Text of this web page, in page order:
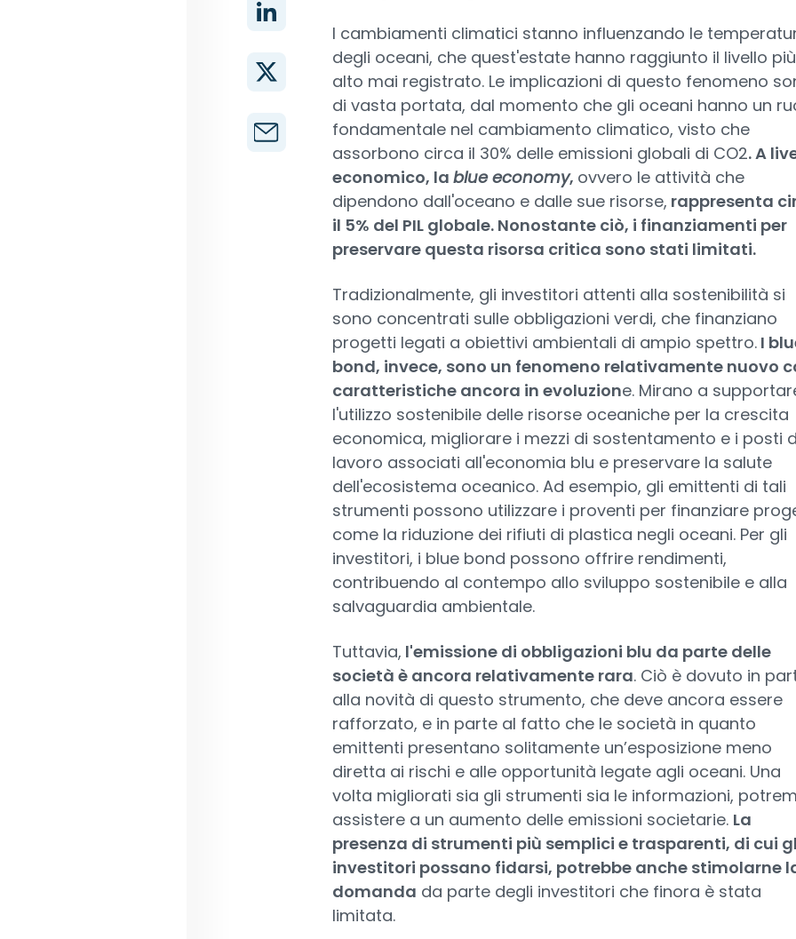
I cambiamenti climatici stanno influenzando le
degli oceani, che quest'estate hanno raggiunto il livello più
alto mai registrato. Le implicazioni di questo fenomeno
di vasta portata, dal momento che gli oceani hanno un
fondamentale nel cambiamento climatico, visto che
assorbono circa il 30% delle emissioni globali di CO2. A
economico, la blue economy, ovvero le attività che
dipendono dall'oceano e dalle sue risorse, rappresenta
il 5% del PIL globale. Nonostante ciò, i finanziamenti per
preservare questa risorsa critica sono stati limitati.
Tradizionalmente, gli investitori attenti alla sostenibilità si
sono concentrati sulle obbligazioni verdi, che finanziano
progetti legati a obiettivi ambientali di ampio spettro.I
bond, invece, sono un fenomeno relativamente nuovo
caratteristiche ancora in evoluzione. Mirano a
l'utilizzo sostenibile delle risorse oceaniche per la crescita
economica, migliorare i mezzi di sostentamento e i posti
lavoro associati all'economia blu e preservare la salute
dell'ecosistema oceanico. Ad esempio, gli emittenti di tali
strumenti possono utilizzare i proventi per finanziare
come la riduzione dei rifiuti di plastica negli oceani. Per gli
investitori, i blue bond possono offrire rendimenti,
contribuendo al contempo allo sviluppo sostenibile e alla
salvaguardia ambientale.
Tuttavia, l'emissione di obbligazioni blu da parte delle
società è ancora relativamente rara. Ciò è dovuto in
alla novità di questo strumento, che deve ancora essere
rafforzato, e in parte al fatto che le società in quanto
emittenti presentano solitamente un’esposizione meno
diretta ai rischi e alle opportunità legate agli oceani. Una
volta migliorati sia gli strumenti sia le informazioni,
assistere a un aumento delle emissioni societarie. La
presenza di strumenti più semplici e trasparenti, di cui
investitori possano fidarsi, potrebbe anche stimolarne
domanda da parte degli investitori che finora è stata
limitata.